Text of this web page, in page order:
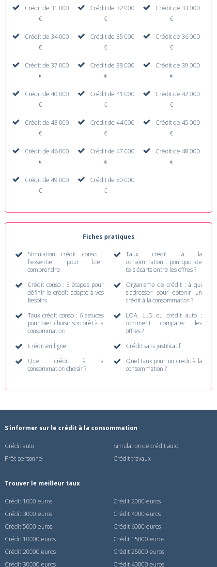
Crédit de 31 000
€
Crédit de 32 000
€
Crédit de 33 000
€
Crédit de 34 000
€
Crédit de 35 000
€
Crédit de 36 000
€
Crédit de 37 000
€
Crédit de 38 000
€
Crédit de 39 000
€
Crédit de 40 000
€
Crédit de 41 000
€
Crédit de 42 000
€
Crédit de 43 000
€
Crédit de 44 000
€
Crédit de 45 000
€
Crédit de 46 000
€
Crédit de 47 000
€
Crédit de 48 000
€
Crédit de 49 000
€
Crédit de 50 000
€
Fiches pratiques
Simulation crédit conso :
l'essentiel pour bien
comprendre
Taux crédit à la
consommation : pourquoi de
tels écarts entre les offres ?
Crédit conso : 5 étapes pour
définir le crédit adapté à vos
besoins
Organisme de crédit : à qui
s'adresser pour obtenir un
crédit à la consommation ?
Taux crédit conso : 6 astuces
pour bien choisir son prêt à la
consommation
LOA, LLD ou crédit auto :
comment comparer les
offres ?
Crédit en ligne
Crédit sans justificatif
Quel crédit à la
consommation choisir ?
Quel taux pour un credit à la
consommation ?
S'informer sur le crédit à la consommation
Crédit auto
Simulation de crédit auto
Prêt personnel
Crédit travaux
Trouver le meilleur taux
Crédit 1000 euros
Crédit 2000 euros
Crédit 3000 euros
Crédit 4000 euros
Crédit 5000 euros
Crédit 6000 euros
Crédit 10000 euros
Crédit 15000 euros
Crédit 20000 euros
Crédit 25000 euros
Crédit 30000 euros
Crédit 40000 euros